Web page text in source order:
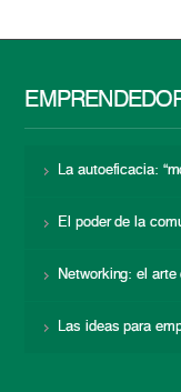
La autoeficacia:
El poder de la
Networking: el arte
Las ideas para